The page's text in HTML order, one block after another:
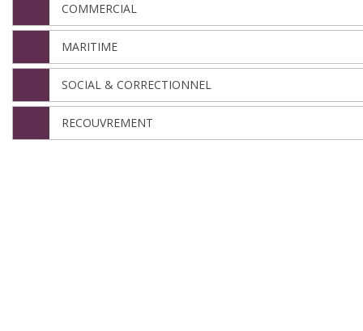
COMMERCIAL
MARITIME
SOCIAL & CORRECTIONNEL
RECOUVREMENT